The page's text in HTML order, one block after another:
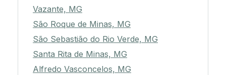
Vazante, MG
São Roque de Minas, MG
São Sebastião do Rio Verde, MG
Santa Rita de Minas, MG
Alfredo Vasconcelos, MG